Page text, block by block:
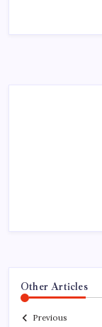
Other Articles
Previous